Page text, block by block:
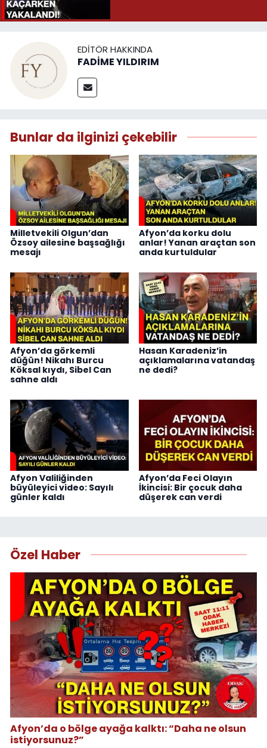
EDITÖR HAKKINDA
FADİME YILDIRIM
Bunlar da ilginizi çekebilir
Milletvekili Olgun’dan
Özsoy ailesine başsağlığı
mesajı
Afyon’da korku dolu
anlar! Yanan araçtan son
anda kurtuldular
Afyon’da görkemli
düğün! Nikahı Burcu
Köksal kıydı, Sibel Can
sahne aldı
Hasan Karadeniz’in
açıklamalarına vatandaş
ne dedi?
Afyon Valiliğinden
büyüleyici video: Sayılı
günler kaldı
Afyon’da Feci Olayın
İkincisi: Bir çocuk daha
düşerek can verdi
Özel Haber
Afyon’da o bölge ayağa kalktı: “Daha ne olsun
istiyorsunuz?”